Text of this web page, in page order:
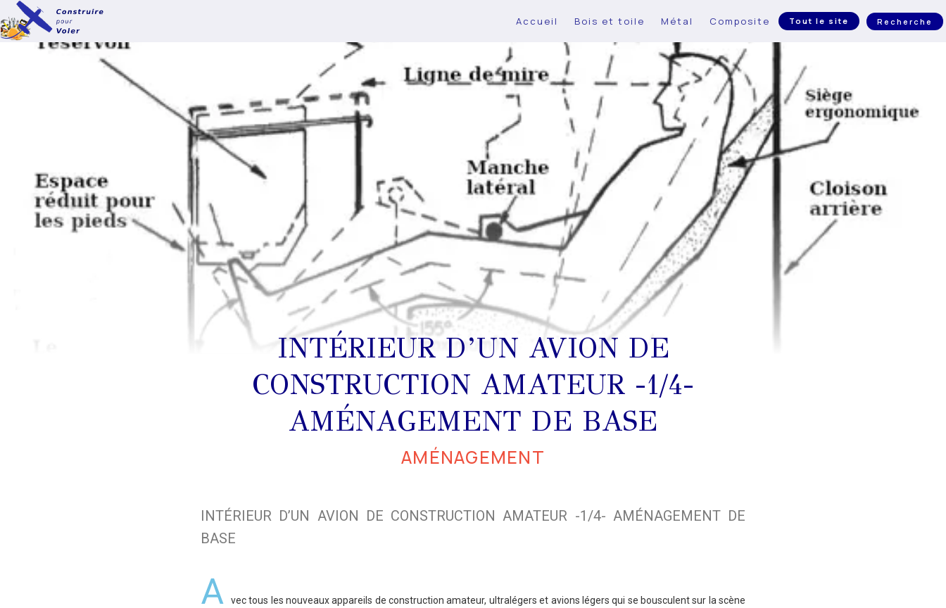
Accueil Bois et toile Métal Composite Tout le site Recherche
INTÉRIEUR D’UN AVION DE
CONSTRUCTION AMATEUR -1/4-
AMÉNAGEMENT DE BASE
AMÉNAGEMENT
INTÉRIEUR D’UN AVION DE CONSTRUCTION AMATEUR -1/4- AMÉNAGEMENT DE
BASE
A
vec tous les nouveaux appareils de construction amateur, ultralégers et avions légers qui se bousculent sur la scène